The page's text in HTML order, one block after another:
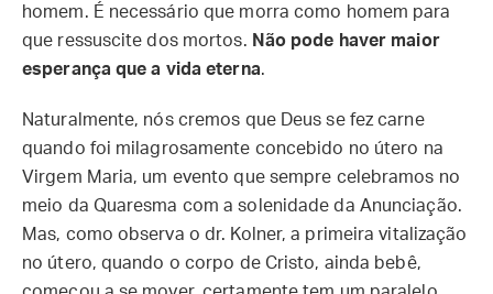
homem. É necessário que morra como homem para
que ressuscite dos mortos. Não pode haver maior
esperança que a vida eterna.
Naturalmente, nós cremos que Deus se fez carne
quando foi milagrosamente concebido no útero na
Virgem Maria, um evento que sempre celebramos no
meio da Quaresma com a solenidade da Anunciação.
Mas, como observa o dr. Kolner, a primeira vitalização
no útero, quando o corpo de Cristo, ainda bebê,